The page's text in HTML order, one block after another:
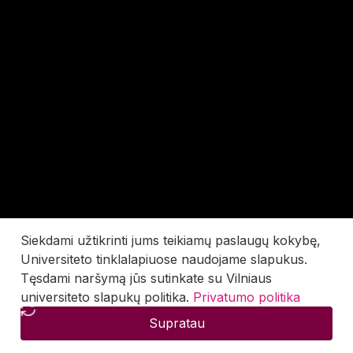
Siekdami užtikrinti jums teikiamų paslaugų kokybę,
Universiteto tinklalapiuose naudojame slapukus.
Tęsdami naršymą jūs sutinkate su Vilniaus
universiteto slapukų politika. Privatumo politika
Supratau